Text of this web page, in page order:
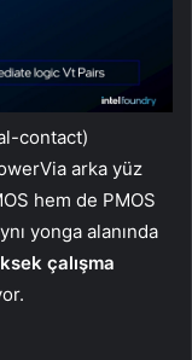
contact)
arka yüz
hem de PMOS
yonga alanında
çalışma